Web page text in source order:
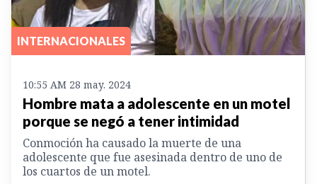
INTERNACIONALES
10:55 AM 28 may. 2024
Hombre mata a adolescente en un motel
porque se negó a tener intimidad
Conmoción ha causado la muerte de una
adolescente que fue asesinada dentro de uno de
los cuartos de un motel.